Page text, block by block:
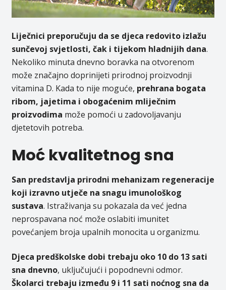
Liječnici preporučuju da se djeca redovito izlažu
sunčevoj svjetlosti, čak i tijekom hladnijih dana.
Nekoliko minuta dnevno boravka na otvorenom
može značajno doprinijeti prirodnoj proizvodnji
vitamina D. Kada to nije moguće, prehrana bogata
ribom, jajetima i obogaćenim mliječnim
proizvodima može pomoći u zadovoljavanju
djetetovih potreba.
Moć kvalitetnog sna
San predstavlja prirodni mehanizam regeneracije
koji izravno utječe na snagu imunološkog
sustava. Istraživanja su pokazala da već jedna
neprospavana noć može oslabiti imunitet
povećanjem broja upalnih monocita u organizmu.
Djeca predškolske dobi trebaju oko 10 do 13 sati
sna dnevno, uključujući i popodnevni odmor.
Školarci trebaju između 9 i 11 sati noćnog sna da